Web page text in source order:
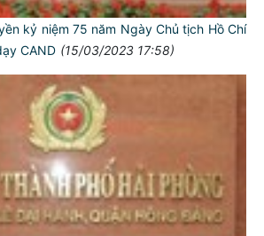
kỷ niệm 75 năm Ngày Chủ tịch Hồ Chí
CAND (15/03/2023 17:58)